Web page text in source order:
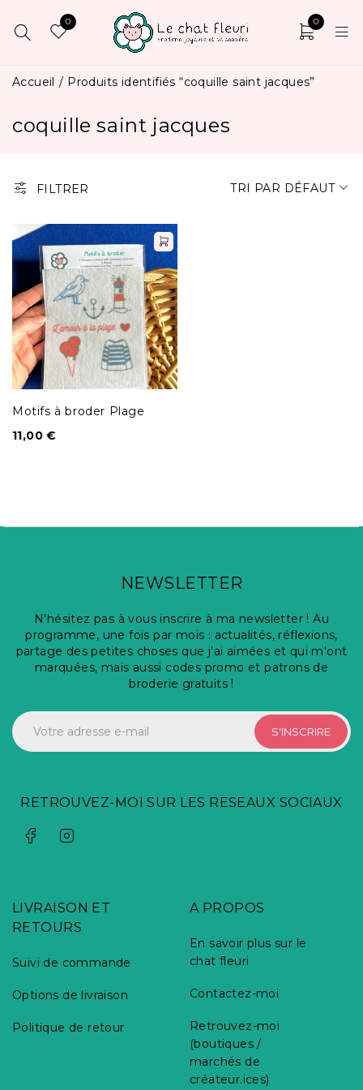
0 0
coquille saint jacques
Accueil / Produits identifiés “coquille saint jacques”
FILTRER TRI PAR DÉFAUT
Motifs à broder Plage
11,00€
A PROPOS
En savoir plus sur le
chat fleuri
Contactez-moi
Retrouvez-moi
(boutiques /
marchés de
créateur.ices)
LIVRAISON ET
RETOURS
Suivi de commande
Options de livraison
Politique de retour
NEWSLETTER
N'hésitez pas à vous inscrire à ma newsletter ! Au
programme, une fois par mois : actualités, réflexions,
partage des petites choses que j’ai aimées et qui m'ont
marquées, mais aussi codes promo et patrons de
broderie gratuits !
S'INSCRIRE
RETROUVEZ-MOI SUR LES RESEAUX SOCIAUX